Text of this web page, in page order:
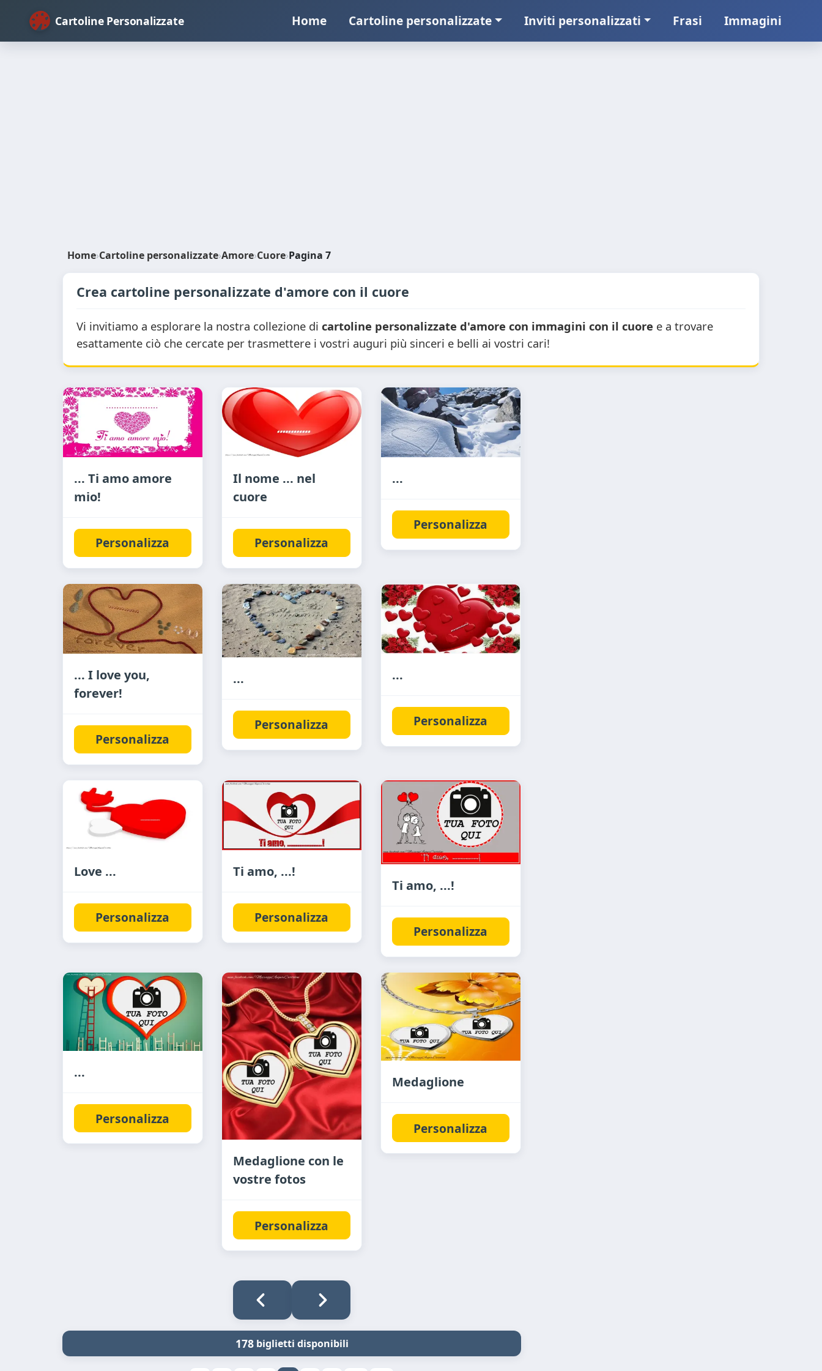
Cartoline Personalizzate Home Cartoline personalizzate Inviti personalizzati Frasi Immagini
Home›Cartoline personalizzate›Amore›Cuore›Pagina 7
Crea cartoline personalizzate d'amore con il cuore
Vi invitiamo a esplorare la nostra collezione di cartoline personalizzate d'amore con immagini con il cuore e a trovare
esattamente ciò che cercate per trasmettere i vostri auguri più sinceri e belli ai vostri cari!
... Ti amo amore
mio!
Personalizza
Il nome ... nel
cuore
Personalizza
...
Personalizza
... I love you,
forever!
Personalizza
...
Personalizza
...
Personalizza
Love ...
Personalizza
Ti amo, ...!
Personalizza
Ti amo, ...!
Personalizza
...
Personalizza
Medaglione con le
vostre fotos
Personalizza
Medaglione
Personalizza
178biglietti disponibili